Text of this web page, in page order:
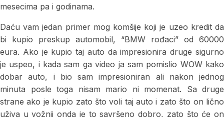
mesecima pa i godinama.
Daću vam jedan primer mog komšije koji je uzeo kredit da
bi kupio preskup automobil, “BMW rođaci” od 60000
eura. Ako je kupio taj auto da impresionira druge sigurno
je uspeo, i kada sam ga video ja sam pomislio WOW kako
dobar auto, i bio sam impresioniran ali nakon jednog
minuta posle toga nisam mario ni momenat. Sa druge
strane ako je kupio zato što voli taj auto i zato što on lično
uživa u vožnji onda je to savršeno dobro, zato što će on